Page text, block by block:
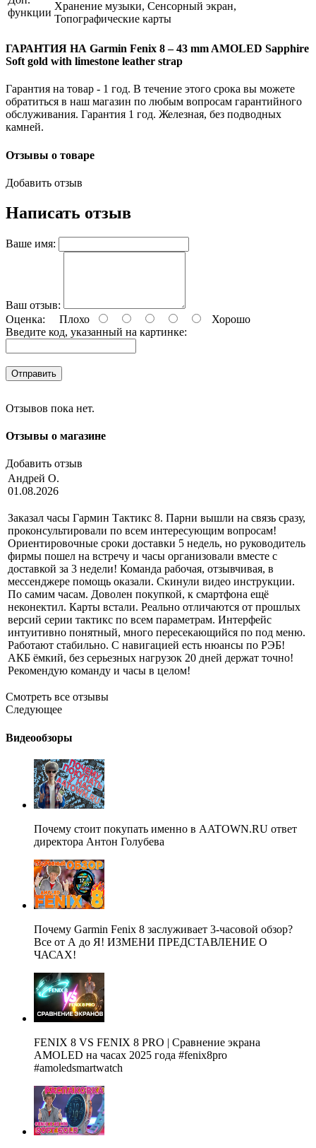
функции
Хранение музыки, Сенсорный экран,
Топографические карты
ГАРАНТИЯ НА Garmin Fenix 8 – 43 mm AMOLED Sapphire
Soft gold with limestone leather strap
Гарантия на товар - 1 год. В течение этого срока вы можете
обратиться в наш магазин по любым вопросам гарантийного
обслуживания. Гарантия 1 год. Железная, без подводных
камней.
Отзывы о товаре
Добавить отзыв
Написать отзыв
Ваше имя:
Ваш отзыв:
Оценка:
Плохо
Хорошо
Введите код, указанный на картинке:
Отправить
Отзывов пока нет.
Отзывы о магазине
Добавить отзыв
Андрей О.
01.08.2026
Заказал часы Гармин Тактикс 8. Парни вышли на связь сразу,
проконсультировали по всем интересующим вопросам!
Ориентировочные сроки доставки 5 недель, но руководитель
фирмы пошел на встречу и часы организовали вместе с
доставкой за 3 недели! Команда рабочая, отзывчивая, в
мессенджере помощь оказали. Скинули видео инструкции.
По самим часам. Доволен покупкой, к смартфона ещё
неконектил. Карты встали. Реально отличаются от прошлых
версий серии тактикс по всем параметрам. Интерфейс
интуитивно понятный, много пересекающийся по под меню.
Работают стабильно. С навигацией есть нюансы по РЭБ!
АКБ ёмкий, без серьезных нагрузок 20 дней держат точно!
Рекомендую команду и часы в целом!
Смотреть все отзывы
Следующее
Видеообзоры
Почему стоит покупать именно в AATOWN.RU ответ
директора Антон Голубева
Почему Garmin Fenix 8 заслуживает 3-часовой обзор?
Все от А до Я! ИЗМЕНИ ПРЕДСТАВЛЕНИЕ О
ЧАСАХ!
FENIX 8 VS FENIX 8 PRO | Сравнение экрана
AMOLED на часах 2025 года #fenix8pro
#amoledsmartwatch